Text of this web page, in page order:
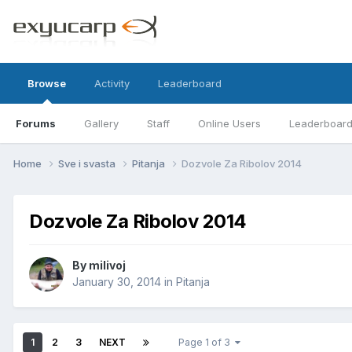
Browse
Forums Gallery Staff Online Users Leaderboard
Activity Leaderboard
Home Sve i svasta Pitanja Dozvole Za Ribolov 2014
Dozvole Za Ribolov 2014
By milivoj
January 30, 2014 in Pitanja
1 2 3 NEXT Page 1 of 3